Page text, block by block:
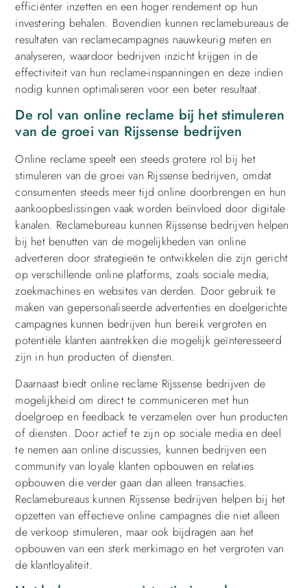
efficiënter inzetten en een hoger rendement op hun
investering behalen. Bovendien kunnen reclamebureaus de
resultaten van reclamecampagnes nauwkeurig meten en
analyseren, waardoor bedrijven inzicht krijgen in de
effectiviteit van hun reclame-inspanningen en deze indien
nodig kunnen optimaliseren voor een beter resultaat.
De rol van online reclame bij het stimuleren
van de groei van Rijssense bedrijven
Online reclame speelt een steeds grotere rol bij het
stimuleren van de groei van Rijssense bedrijven, omdat
consumenten steeds meer tijd online doorbrengen en hun
aankoopbeslissingen vaak worden beïnvloed door digitale
kanalen. Reclamebureau kunnen Rijssense bedrijven helpen
bij het benutten van de mogelijkheden van online
adverteren door strategieën te ontwikkelen die zijn gericht
op verschillende online platforms, zoals sociale media,
zoekmachines en websites van derden. Door gebruik te
maken van gepersonaliseerde advertenties en doelgerichte
campagnes kunnen bedrijven hun bereik vergroten en
potentiële klanten aantrekken die mogelijk geïnteresseerd
zijn in hun producten of diensten.
Daarnaast biedt online reclame Rijssense bedrijven de
mogelijkheid om direct te communiceren met hun
doelgroep en feedback te verzamelen over hun producten
of diensten. Door actief te zijn op sociale media en deel
te nemen aan online discussies, kunnen bedrijven een
community van loyale klanten opbouwen en relaties
opbouwen die verder gaan dan alleen transacties.
Reclamebureaus kunnen Rijssense bedrijven helpen bij het
opzetten van effectieve online campagnes die niet alleen
de verkoop stimuleren, maar ook bijdragen aan het
opbouwen van een sterk merkimago en het vergroten van
de klantloyaliteit.